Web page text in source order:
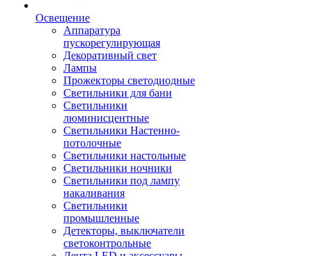
Освещение
Аппаратура
пускорегулирующая
Декоративный свет
Лампы
Прожекторы светодиодные
Светильники для бани
Светильники
люминисцентные
Светильники Настенно-
потолочные
Светильники настольные
Светильники ночники
Светильники под лампу
накаливания
Светильники
промышленные
Детекторы, выключатели
светоконтрольные